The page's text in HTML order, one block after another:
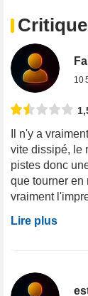
10
Il n'y a
vite dissipé, le
pistes donc
que tourner en
vraiment
Lire plus